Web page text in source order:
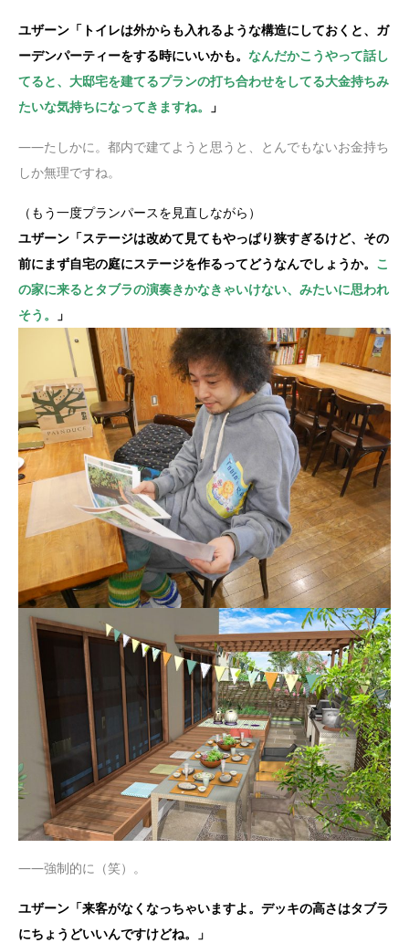
ユザーン「トイレは外からも入れるような構造にしておくと、ガ
ーデンパーティーをする時にいいかも。 なんだかこうやって話し
てると、大邸宅を建てるプランの打ち合わせをしてる大金持ちみ
たいな気持ちになってきますね。
」
——たしかに。都内で建てようと思うと、とんでもないお金持ち
しか無理ですね。
（もう一度プランパースを見直しながら）
ユザーン「ステージは改めて見てもやっぱり狭すぎるけど、その
前にまず自宅の庭にステージを作るってどうなんでしょうか。 こ
の家に来るとタブラの演奏きかなきゃいけない、みたいに思われ
そう。
」
——強制的に（笑）。
ユザーン「来客がなくなっちゃいますよ。デッキの高さはタブラ
にちょうどいいんですけどね。」